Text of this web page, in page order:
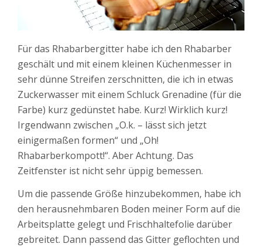
Für das Rhabarbergitter habe ich den Rhabarber
geschält und mit einem kleinen Küchenmesser in
sehr dünne Streifen zerschnitten, die ich in etwas
Zuckerwasser mit einem Schluck Grenadine (für die
Farbe) kurz gedünstet habe. Kurz! Wirklich kurz!
Irgendwann zwischen „O.k. – lässt sich jetzt
einigermaßen formen“ und „Oh!
Rhabarberkompott!“. Aber Achtung. Das
Zeitfenster ist nicht sehr üppig bemessen.
Um die passende Größe hinzubekommen, habe ich
den herausnehmbaren Boden meiner Form auf die
Arbeitsplatte gelegt und Frischhaltefolie darüber
gebreitet. Dann passend das Gitter geflochten und